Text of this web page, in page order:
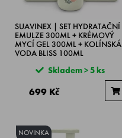
SUAVINEX | SET HYDRATAČNÍ
EMULZE 300ML + KRÉMOVÝ
MYCÍ GEL 300ML + KOLÍNSKÁ
VODA BLISS 100ML
Skladem > 5 ks
699 Kč
NOVINKA